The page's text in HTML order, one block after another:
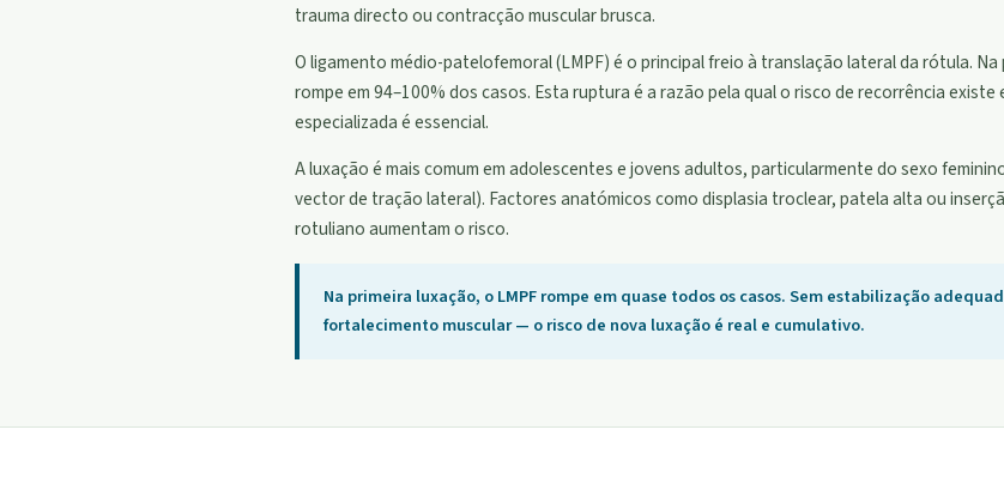
trauma directo ou contracção muscular brusca.
O ligamento médio-patelofemoral (LMPF) é o principal freio à translação lateral da rótula. Na
rompe em 94–100% dos casos. Esta ruptura é a razão pela qual o risco de recorrência existe
especializada é essencial.
A luxação é mais comum em adolescentes e jovens adultos, particularmente do sexo
vector de tração lateral). Factores anatómicos como displasia troclear, patela alta ou
rotuliano aumentam o risco.
Na primeira luxação, o LMPF rompe em quase todos os casos. Sem estabilização
fortalecimento muscular — o risco de nova luxação é real e cumulativo.